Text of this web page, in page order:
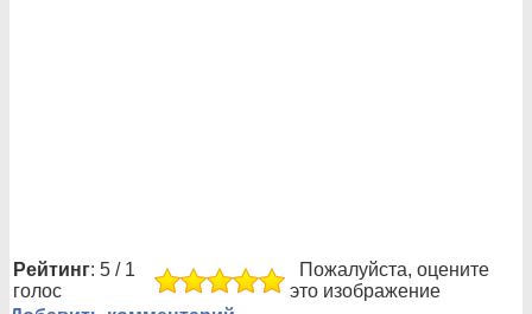
Рейтинг: 5 / 1
голос
Пожалуйста, оцените
это изображение